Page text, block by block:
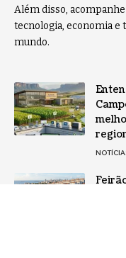
Além disso,
tecnologia, economia e
mundo.